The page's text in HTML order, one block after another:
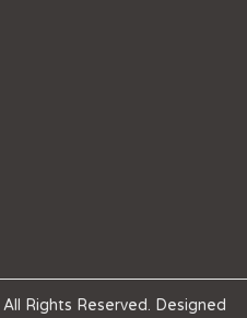
All Rights Reserved. Designed